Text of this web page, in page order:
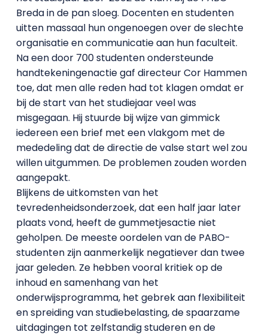
Breda in de pan sloeg. Docenten en studenten
uitten massaal hun ongenoegen over de slechte
organisatie en communicatie aan hun faculteit.
Na een door 700 studenten ondersteunde
handtekeningenactie gaf directeur Cor Hammen
toe, dat men alle reden had tot klagen omdat er
bij de start van het studiejaar veel was
misgegaan. Hij stuurde bij wijze van gimmick
iedereen een brief met een vlakgom met de
mededeling dat de directie de valse start wel zou
willen uitgummen. De problemen zouden worden
aangepakt.
Blijkens de uitkomsten van het
tevredenheidsonderzoek, dat een half jaar later
plaats vond, heeft de gummetjesactie niet
geholpen. De meeste oordelen van de PABO-
studenten zijn aanmerkelijk negatiever dan twee
jaar geleden. Ze hebben vooral kritiek op de
inhoud en samenhang van het
onderwijsprogramma, het gebrek aan flexibiliteit
en spreiding van studiebelasting, de spaarzame
uitdagingen tot zelfstandig studeren en de